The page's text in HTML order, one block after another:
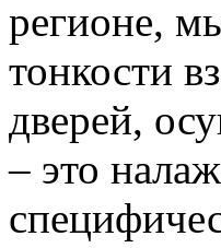
регионе,
тонкости
дверей,
– это